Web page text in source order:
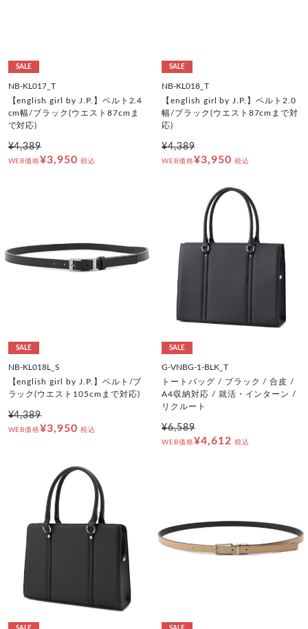
SALE
NB-KL017_T
【english girl by J.P.】ベルト2.4
cm幅/ブラック(ウエスト87cmま
で対応)
¥4,389
WEB価格¥3,950 税込
SALE
NB-KL018_T
【english girl by J.P.】ベルト2.0
幅/ブラック(ウエスト87cmまで対
応)
¥4,389
WEB価格¥3,950 税込
SALE
NB-KL018L_S
【english girl by J.P.】ベルト/ブ
ラック(ウエスト105cmまで対応)
¥4,389
WEB価格¥3,950 税込
SALE
G-VNBG-1-BLK_T
トートバッグ / ブラック / 合皮 /
A4収納対応 / 就活・インターン /
リクルート
¥6,589
WEB価格¥4,612 税込